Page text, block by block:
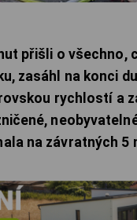
přišli o všechno,
zasáhl na konci
rychlostí a
na závratných 5